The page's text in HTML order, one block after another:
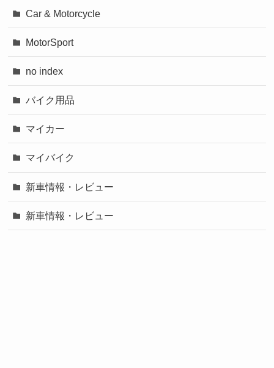
Car & Motorcycle
MotorSport
no index
バイク用品
マイカー
マイバイク
新車情報・レビュー
新車情報・レビュー